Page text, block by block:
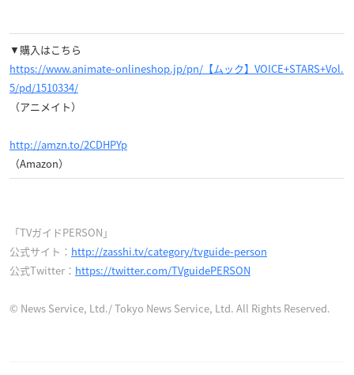
▼購入はこちら
https://www.animate-onlineshop.jp/pn/【ムック】VOICE+STARS+Vol.
5/pd/1510334/
（アニメイト）
http://amzn.to/2CDHPYp
（Amazon）
「TVガイドPERSON」
公式サイト： http://zasshi.tv/category/tvguide-person
公式Twitter： https://twitter.com/TVguidePERSON
© News Service, Ltd./ Tokyo News Service, Ltd. All Rights Reserved.